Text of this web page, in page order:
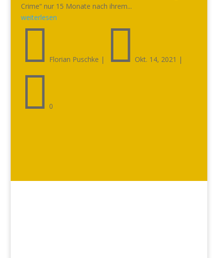
Crime“ nur 15 Monate nach ihrem...
weiterlesen
 Florian Puschke |  Okt. 14, 2021 |
 0